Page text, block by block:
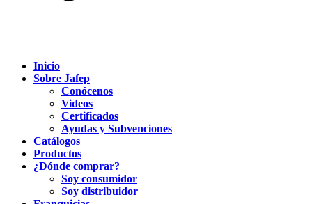
Inicio
Sobre Jafep
Conócenos
Videos
Certificados
Ayudas y Subvenciones
Catálogos
Productos
¿Dónde comprar?
Soy consumidor
Soy distribuidor